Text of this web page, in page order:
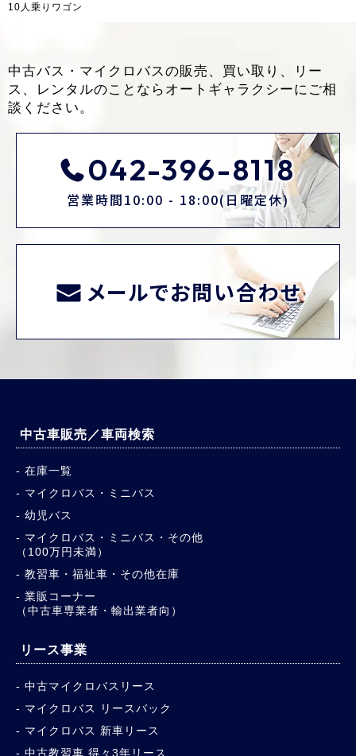
10人乗りワゴン
中古バス・マイクロバスの販売、買い取り、リー
ス、レンタルのことなら オートギャラクシーにご相
談ください。
042-396-8118
営業時間10:00 - 18:00(日曜定休)
メールでお問い合わせ
中古車販売／車両検索
在庫一覧
マイクロバス・ミニバス
幼児バス
マイクロバス・ミニバス・その他
（100万円未満）
教習車・福祉車・その他在庫
業販コーナー
（中古車専業者・輸出業者向）
リース事業
中古マイクロバスリース
マイクロバス リースバック
マイクロバス 新車リース
中古教習車 得々3年リース